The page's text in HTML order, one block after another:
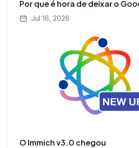
Por que é hora de deixar o
Jul 16, 2026
O Immich v3.0 chegou